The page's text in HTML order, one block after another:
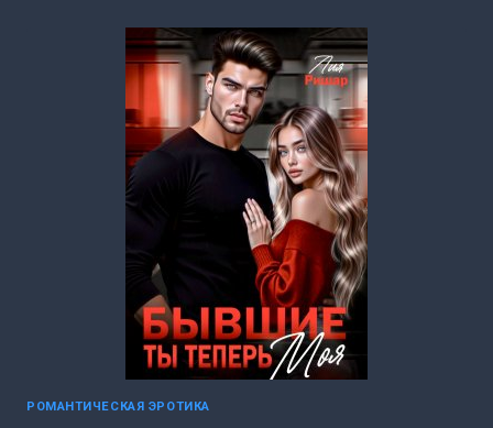
МАЖОРА
РИШАР)
РОМАНТИЧЕСКАЯ ЭРОТИКА